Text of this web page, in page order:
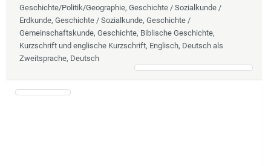
Geschichte/Politik/Geographie, Geschichte / Sozialkunde /
Erdkunde, Geschichte / Sozialkunde, Geschichte /
Gemeinschaftskunde, Geschichte, Biblische Geschichte,
Kurzschrift und englische Kurzschrift, Englisch, Deutsch als
Zweitsprache, Deutsch